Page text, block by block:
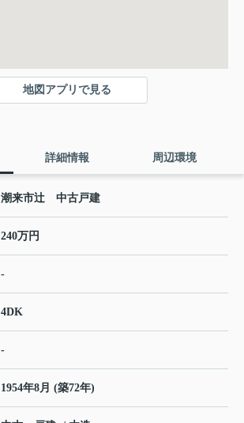
地図アプリで見る
詳細情報 周辺環境
潮来市辻 中古戸建
240万円
-
4DK
-
1954年8月 (築72年)